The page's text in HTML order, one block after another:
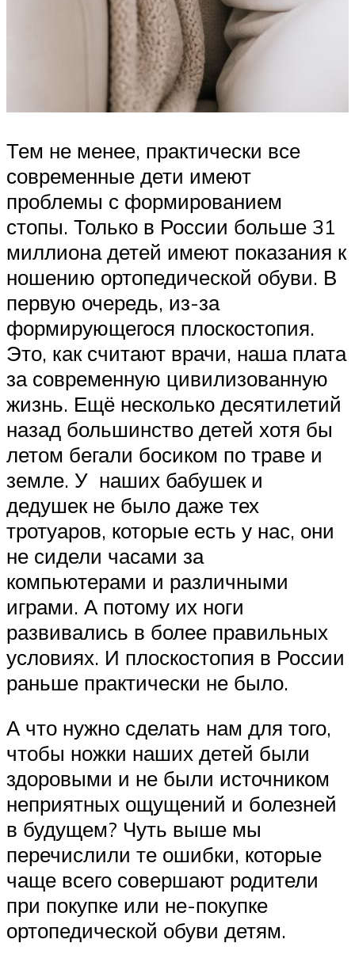
Тем не менее, практически все
современные дети имеют
проблемы с формированием
стопы. Только в России больше 31
миллиона детей имеют показания к
ношению ортопедической обуви. В
первую очередь, из-за
формирующегося плоскостопия.
Это, как считают врачи, наша плата
за современную цивилизованную
жизнь. Ещё несколько десятилетий
назад большинство детей хотя бы
летом бегали босиком по траве и
земле. У наших бабушек и
дедушек не было даже тех
тротуаров, которые есть у нас, они
не сидели часами за
компьютерами и различными
играми. А потому их ноги
развивались в более правильных
условиях. И плоскостопия в России
раньше практически не было.
А что нужно сделать нам для того,
чтобы ножки наших детей были
здоровыми и не были источником
неприятных ощущений и болезней
в будущем? Чуть выше мы
перечислили те ошибки, которые
чаще всего совершают родители
при покупке или не-покупке
ортопедической обуви детям.